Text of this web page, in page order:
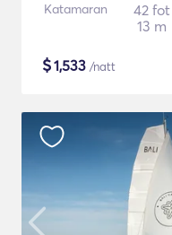
Katamaran
42 fot
13 m
$1,533 /natt